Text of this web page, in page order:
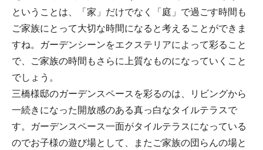
ということは、「家」だけでなく「庭」で過ごす時間も
ご家族にとって大切な時間になると考えることができま
すね。ガーデンシーンをエクステリアによって彩ること
で、ご家族の時間もさらに上質なものになっていくこと
でしょう。
三橋様邸のガーデンスペースを彩るのは、リビングから
一続きになった開放感のある真っ白なタイルテラスで
す。ガーデンスペース一面がタイルテラスになっている
のでお子様の遊び場として、またご家族の団らんの場と